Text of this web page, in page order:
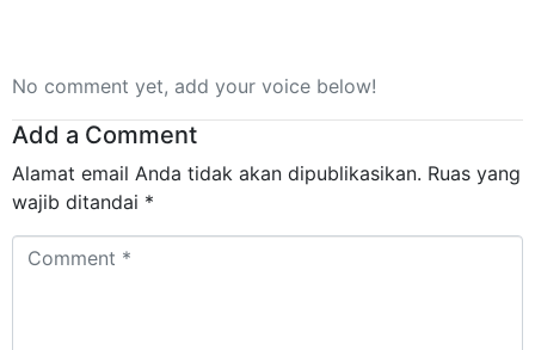
No comment yet, add your voice below!
Add a Comment
Alamat email Anda tidak akan dipublikasikan. Ruas yang
wajib ditandai *
Comment